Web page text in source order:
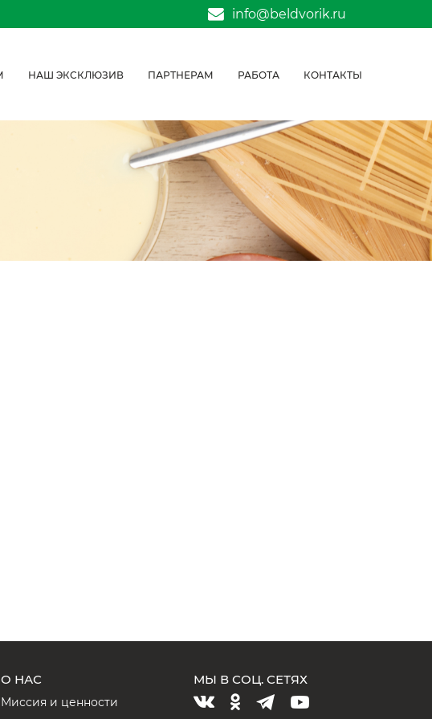
info@beldvorik.ru
НАШ ЭКСКЛЮЗИВ ПАРТНЕРАМ РАБОТА КОНТАКТЫ
О НАС
Миссия и ценности
МЫ В СОЦ. СЕТЯХ